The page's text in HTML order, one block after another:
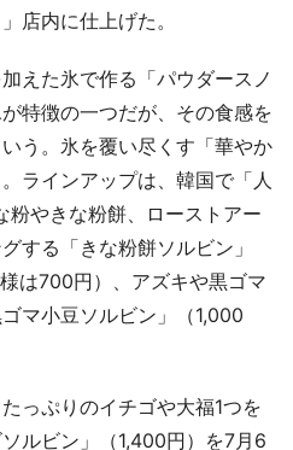
店内に仕上げた。
えた氷で作る「パウダースノ
特徴の一つだが、その食感を
う。氷を覆い尽くす「華やか
ラインアップは、韓国で「人
粉やきな粉餅、ローストアー
する「きな粉餅ソルビン」
は700円）、アズキや黒ゴマ
マ小豆ソルビン」（1,000
っぷりのイチゴや大福1つを
ルビン」（1,400円）を7月6